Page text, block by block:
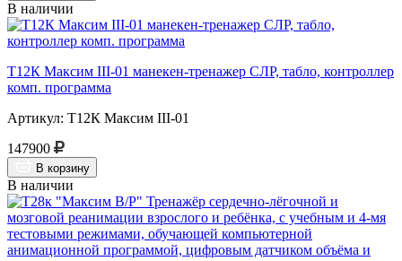
В наличии
Т12К Максим III-01 манекен-тренажер СЛР, табло, контроллер
комп. программа
Артикул: Т12К Максим III-01
147900
В корзину
В наличии